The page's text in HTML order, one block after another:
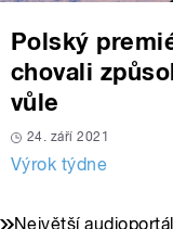
Polský
chovali
vůle
24. září 2021
Výrok týdne
Největší